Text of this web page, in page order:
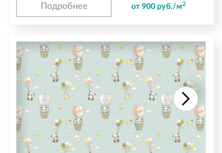
Подробнее от 900 руб./м2